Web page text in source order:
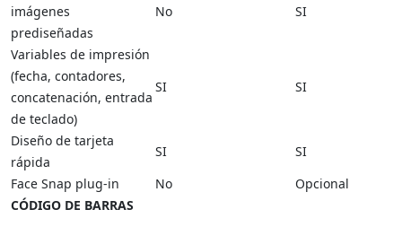
imágenes
prediseñadas
No SI
Variables de impresión
(fecha, contadores,
concatenación, entrada
de teclado)
SI SI
Diseño de tarjeta
rápida
SI
SI
Face Snap plug-in
No
Opcional
CÓDIGO DE BARRAS